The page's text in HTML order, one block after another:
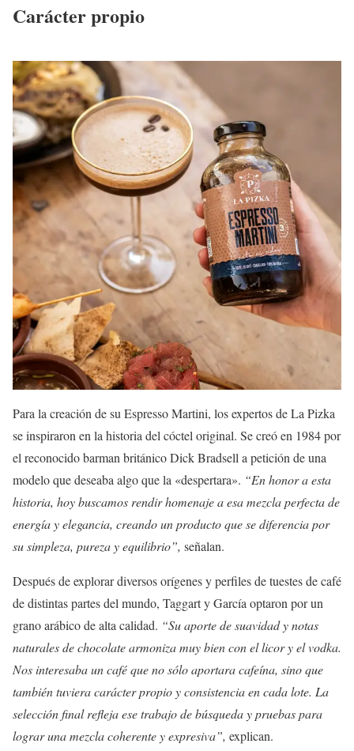
Carácter propio
Para la creación de su Espresso Martini, los expertos de La Pizka
se inspiraron en la historia del cóctel original. Se creó en 1984 por
el reconocido barman británico Dick Bradsell a petición de una
modelo que deseaba algo que la «despertara». “En honor a esta
historia, hoy buscamos rendir homenaje a esa mezcla perfecta de
energía y elegancia, creando un producto que se diferencia por
su simpleza, pureza y equilibrio”, señalan.
Después de explorar diversos orígenes y perfiles de tuestes de café
de distintas partes del mundo, Taggart y García optaron por un
grano arábico de alta calidad. “Su aporte de suavidad y notas
naturales de chocolate armoniza muy bien con el licor y el vodka.
Nos interesaba un café que no sólo aportara cafeína, sino que
también tuviera carácter propio y consistencia en cada lote. La
selección final refleja ese trabajo de búsqueda y pruebas para
lograr una mezcla coherente y expresiva”, explican.